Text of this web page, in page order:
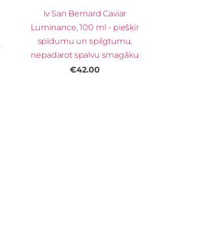
Iv San Bernard Caviar
Luminance, 100 ml - piešķir
spīdumu un spilgtumu,
nepadarot spalvu smagāku
€42.00